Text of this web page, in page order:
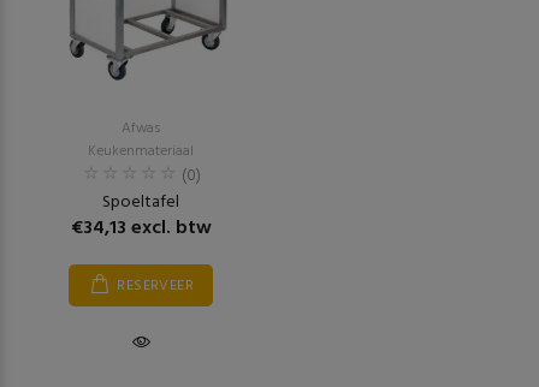
Afwas
Keukenmateriaal
(0)
Spoeltafel
€34,13 excl. btw
RESERVEER